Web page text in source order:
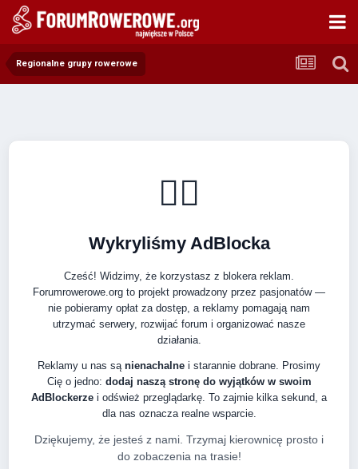
Regionalne grupy rowerowe
🚴‍♂️
Wykryliśmy AdBlocka
Cześć! Widzimy, że korzystasz z blokera reklam.
Forumrowerowe.org to projekt prowadzony przez pasjonatów —
nie pobieramy opłat za dostęp, a reklamy pomagają nam
utrzymać serwery, rozwijać forum i organizować nasze
działania.
Reklamy u nas są nienachalne i starannie dobrane. Prosimy
Cię o jedno: dodaj naszą stronę do wyjątków w swoim
AdBlockerze i odśwież przeglądarkę. To zajmie kilka sekund, a
dla nas oznacza realne wsparcie.
Dziękujemy, że jesteś z nami. Trzymaj kierownicę prosto i
do zobaczenia na trasie!